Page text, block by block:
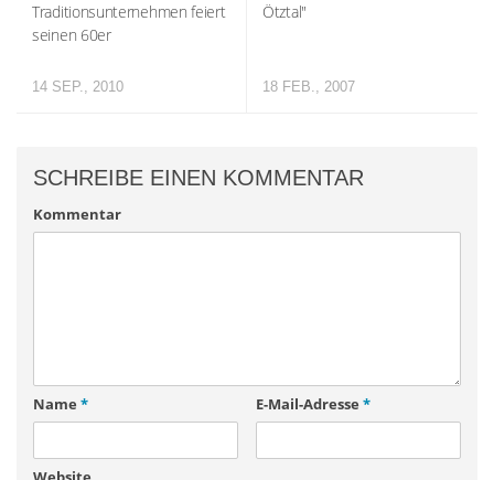
Traditionsunternehmen feiert
seinen 60er
14 SEP., 2010
Ötztal"
18 FEB., 2007
SCHREIBE EINEN KOMMENTAR
Kommentar
Name * E-Mail-Adresse *